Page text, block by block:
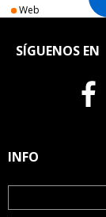
Web
SÍGUENOS EN
INFO